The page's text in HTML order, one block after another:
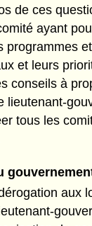
de ces
ayant
programmes
et leurs
conseils à
lieutenant-
tous les
aux